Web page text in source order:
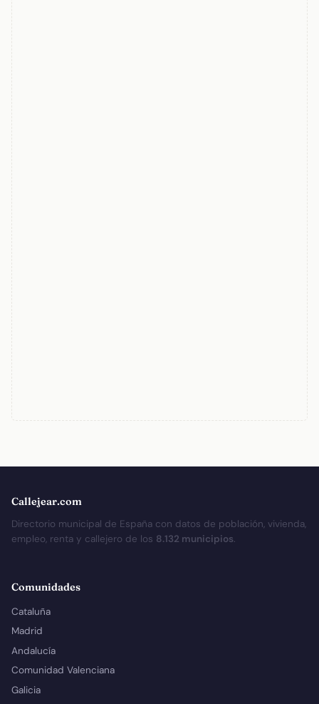
Callejear.com
Directorio municipal de España con datos de población, vivienda,
empleo, renta y callejero de los 8.132 municipios.
Comunidades
Cataluña
Madrid
Andalucía
Comunidad Valenciana
Galicia